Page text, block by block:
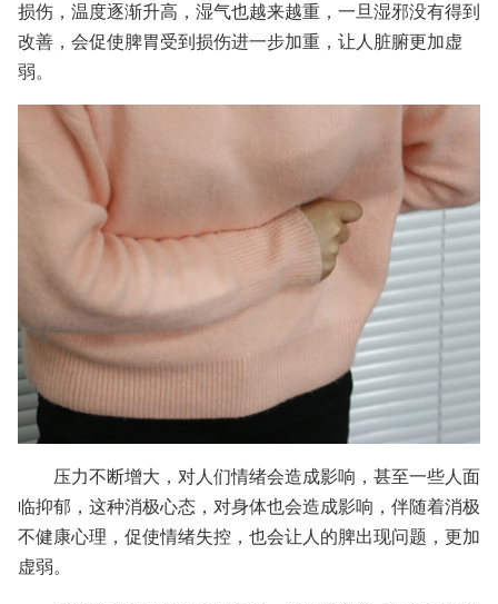
损伤，温度逐渐升高，湿气也越来越重，一旦湿邪没有得到
改善，会促使脾胃受到损伤进一步加重，让人脏腑更加虚
弱。
压力不断增大，对人们情绪会造成影响，甚至一些人面
临抑郁，这种消极心态，对身体也会造成影响，伴随着消极
不健康心理，促使情绪失控，也会让人的脾出现问题，更加
虚弱。